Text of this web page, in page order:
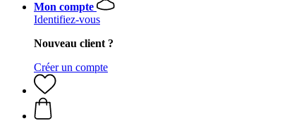
Mon compte
Identifiez-vous
Nouveau client ?
Créer un compte